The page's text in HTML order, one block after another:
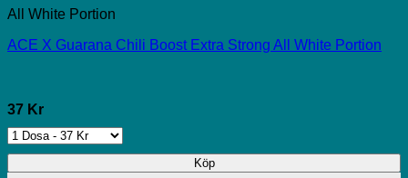
All White Portion
ACE X Guarana Chili Boost Extra Strong All White Portion
37 Kr
Köp